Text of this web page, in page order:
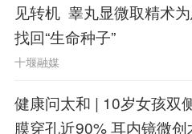
手术严格按照
导下精准操作，顺
弹簧圈填塞。整个
需要开颅，对高龄
见转机 睾丸显微取精术
找回“生命种子”
十堰融媒
健康问太和 | 10岁女孩双
膜穿孔近90% 耳内镜微创术“重